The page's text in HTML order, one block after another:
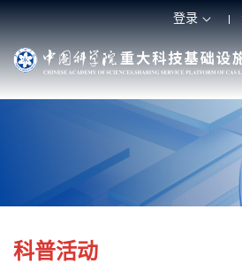
登录
科普活动